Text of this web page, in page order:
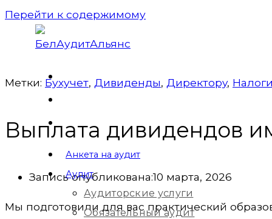
Перейти к содержимому
Анкета на аудит
Аудит
Аудиторские услуги
Обязательный аудит
Метки: Бухучет, Дивиденды, Директорy,
Выплата дивидендов
Запись опубликована:10 марта, 2026
Мы подготовили для вас практический